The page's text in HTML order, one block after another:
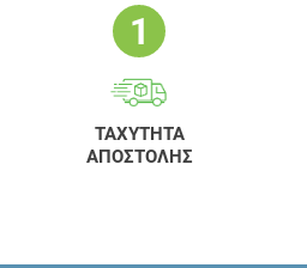
ΤΑΧΥΤΗΤΑ
ΑΠΟΣΤΟΛΗΣ